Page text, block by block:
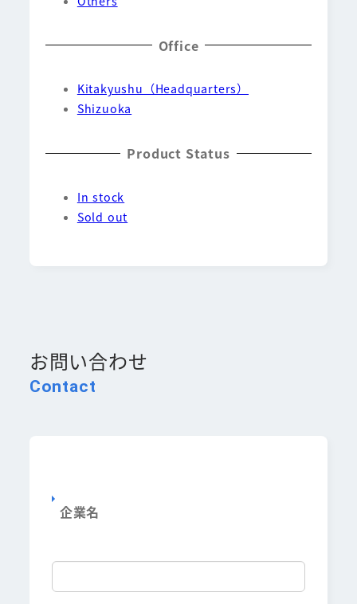
Office
Kitakyushu（Headquarters）
Shizuoka
Product Status
In stock
Sold out
Contact
お問い合わせ
企業名